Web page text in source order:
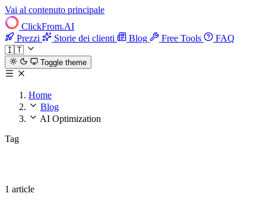
Vai al contenuto principale
ClickFrom.AI
Prezzi
Storie dei clienti Blog Free Tools
FAQ
🇮🇹
Toggle theme
Home
Blog
AI Optimization
Tag
1 article